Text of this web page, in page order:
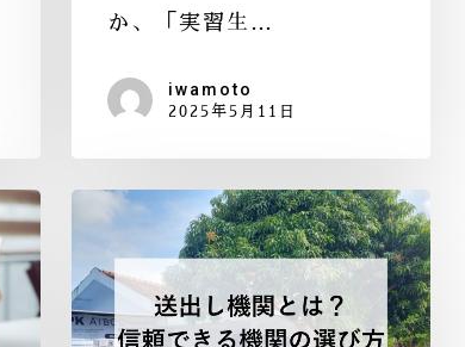
か、「実習生…
iwamoto
2025年5月11日